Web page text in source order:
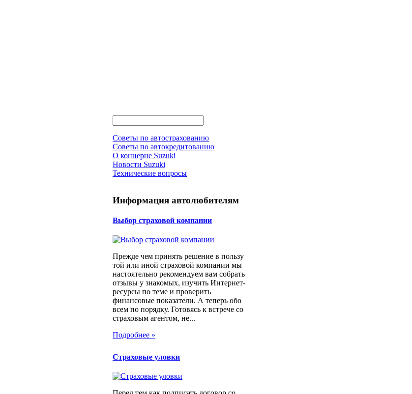
Советы по автострахованию
Советы по автокредитованию
О концерне Suzuki
Новости Suzuki
Технические вопросы
Информация автолюбителям
Выбор страховой компании
Прежде чем принять решение в пользу
той или иной страховой компании мы
настоятельно рекомендуем вам собрать
отзывы у знакомых, изучить Интернет-
ресурсы по теме и проверить
финансовые показатели. А теперь обо
всем по порядку. Готовясь к встрече со
страховым агентом, не...
Подробнее »
Страховые уловки